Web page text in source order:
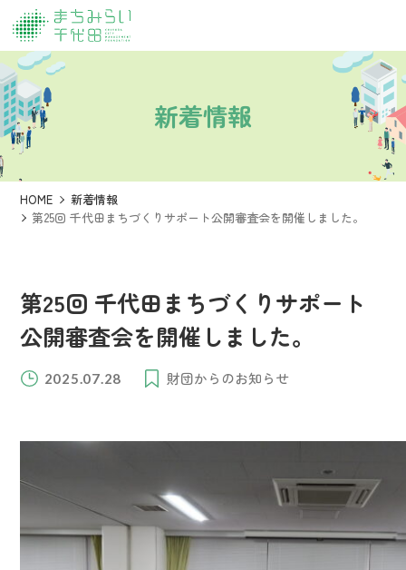
新着情報
HOME
新着情報
第25回 千代田まちづくりサポート公開審査会を開催しました。
第25回 千代田まちづくりサポート
公開審査会を開催しました。
2025.07.28 財団からのお知らせ